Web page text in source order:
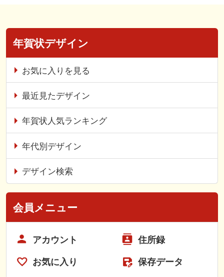
年賀状デザイン
お気に入りを見る
最近見たデザイン
年賀状人気ランキング
年代別デザイン
デザイン検索
会員メニュー
アカウント 住所録
お気に入り 保存データ